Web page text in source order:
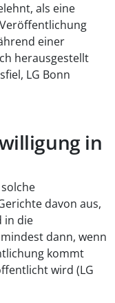
als eine
einer
herausgestellt
LG Bonn
in
davon aus,
in die
dann, wenn
kommt
wird (LG